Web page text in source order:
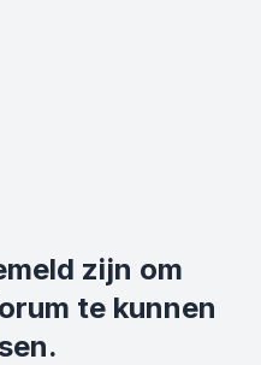
zijn om
te kunnen